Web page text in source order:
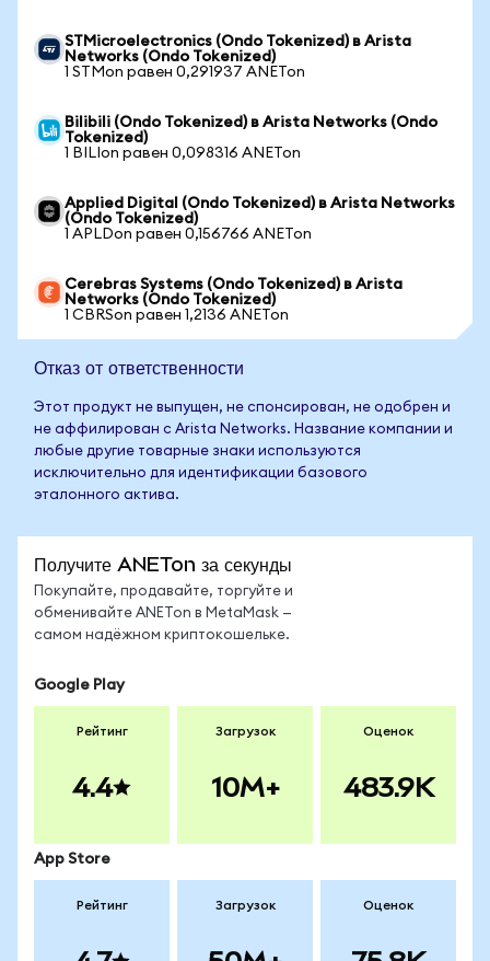
STMicroelectronics (Ondo Tokenized) в Arista
Networks (Ondo Tokenized)
1 STMon равен 0,291937 ANETon
Bilibili (Ondo Tokenized) в Arista Networks (Ondo
Tokenized)
1 BILIon равен 0,098316 ANETon
Applied Digital (Ondo Tokenized) в Arista Networks
(Ondo Tokenized)
1 APLDon равен 0,156766 ANETon
Cerebras Systems (Ondo Tokenized) в Arista
Networks (Ondo Tokenized)
1 CBRSon равен 1,2136 ANETon
Отказ от ответственности
Этот продукт не выпущен, не спонсирован, не одобрен и
не аффилирован с Arista Networks. Название компании и
любые другие товарные знаки используются
исключительно для идентификации базового
эталонного актива.
Получите ANETon за секунды
Покупайте, продавайте, торгуйте и
обменивайте ANETon в MetaMask —
самом надёжном криптокошельке.
Google Play
Рейтинг
4.4
Загрузок
10M+
Оценок
483.9K
App Store
Рейтинг Загрузок Оценок